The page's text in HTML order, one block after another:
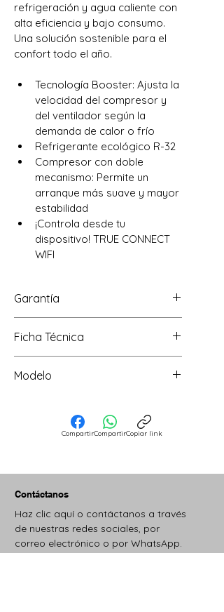
refrigeración y agua caliente con
alta eficiencia y bajo consumo.
Una solución sostenible para el
confort todo el año.
Tecnología Booster: Ajusta la
velocidad del compresor y
del ventilador según la
demanda de calor o frío
Refrigerante ecológico R-32
Compresor con doble
mecanismo: Permite un
arranque más suave y mayor
estabilidad
¡Controla desde tu
dispositivo! TRUE CONNECT
WIFI
Garantía
Ficha Técnica
Modelo
CompartirCompartirCopiar link
Contáctanos
Haz clic aquí o contáctanos a través
de nuestras redes sociales, por
correo electrónico o por WhatsApp.